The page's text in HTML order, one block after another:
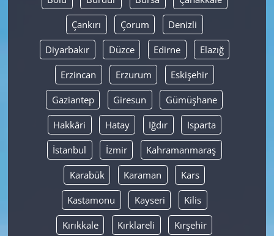
Çankırı Çorum Denizli
Diyarbakır Düzce Edirne Elazığ
Erzincan Erzurum Eskişehir
Gaziantep Giresun Gümüşhane
Hakkâri Hatay Iğdır Isparta
İstanbul İzmir Kahramanmaraş
Karabük Karaman Kars
Kastamonu Kayseri Kilis
Kırıkkale Kırklareli Kırşehir